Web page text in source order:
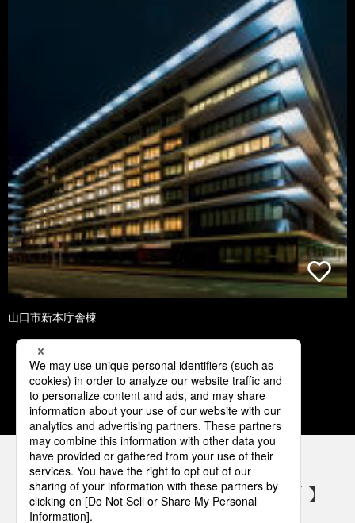
山口市新本庁舎棟
1 2 3 4 5
パナソニックの電気設備 SNSアカウント